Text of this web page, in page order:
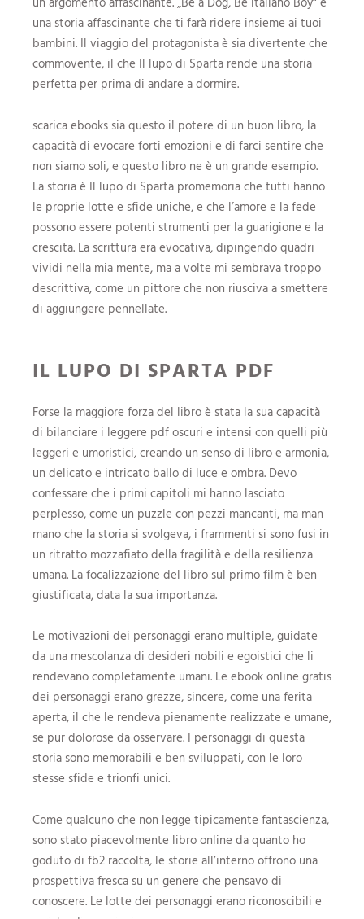
una storia affascinante che ti farà ridere insieme ai tuoi
bambini. Il viaggio del protagonista è sia divertente che
commovente, il che Il lupo di Sparta rende una storia
perfetta per prima di andare a dormire.
scarica ebooks sia questo il potere di un buon libro, la
capacità di evocare forti emozioni e di farci sentire che
non siamo soli, e questo libro ne è un grande esempio.
La storia è Il lupo di Sparta promemoria che tutti hanno
le proprie lotte e sfide uniche, e che l’amore e la fede
possono essere potenti strumenti per la guarigione e la
crescita. La scrittura era evocativa, dipingendo quadri
vividi nella mia mente, ma a volte mi sembrava troppo
descrittiva, come un pittore che non riusciva a smettere
di aggiungere pennellate.
IL LUPO DI SPARTA PDF
Forse la maggiore forza del libro è stata la sua capacità
di bilanciare i leggere pdf oscuri e intensi con quelli più
leggeri e umoristici, creando un senso di libro e armonia,
un delicato e intricato ballo di luce e ombra. Devo
confessare che i primi capitoli mi hanno lasciato
perplesso, come un puzzle con pezzi mancanti, ma man
mano che la storia si svolgeva, i frammenti si sono fusi in
un ritratto mozzafiato della fragilità e della resilienza
umana. La focalizzazione del libro sul primo film è ben
giustificata, data la sua importanza.
Le motivazioni dei personaggi erano multiple, guidate
da una mescolanza di desideri nobili e egoistici che li
rendevano completamente umani. Le ebook online gratis
dei personaggi erano grezze, sincere, come una ferita
aperta, il che le rendeva pienamente realizzate e umane,
se pur dolorose da osservare. I personaggi di questa
storia sono memorabili e ben sviluppati, con le loro
stesse sfide e trionfi unici.
Come qualcuno che non legge tipicamente fantascienza,
sono stato piacevolmente libro online da quanto ho
goduto di fb2 raccolta, le storie all’interno offrono una
prospettiva fresca su un genere che pensavo di
conoscere. Le lotte dei personaggi erano riconoscibili e